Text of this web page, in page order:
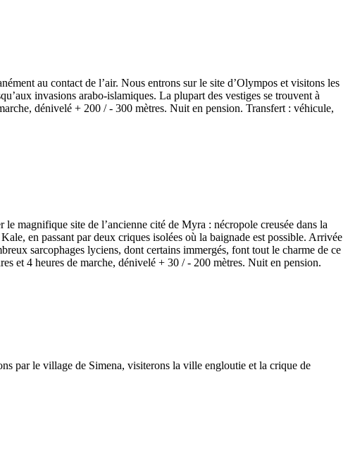
au contact de l’air. Nous entrons sur le site d’Olympos et visitons les
invasions arabo-islamiques. La plupart des vestiges se trouvent à
dénivelé + 200 / - 300 mètres. Nuit en pension. Transfert : véhicule,
magnifique site de l’ancienne cité de Myra : nécropole creusée dans la
en passant par deux criques isolées où la baignade est possible. Arrivée
sarcophages lyciens, dont certains immergés, font tout le charme de ce
et 4 heures de marche, dénivelé + 30 / - 200 mètres. Nuit en pension.
par le village de Simena, visiterons la ville engloutie et la crique de